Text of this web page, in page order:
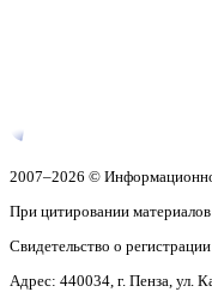
2007–2026 ©
При цитировании
Свидетельство о
Адрес: 440034, г. Пенза, ул.